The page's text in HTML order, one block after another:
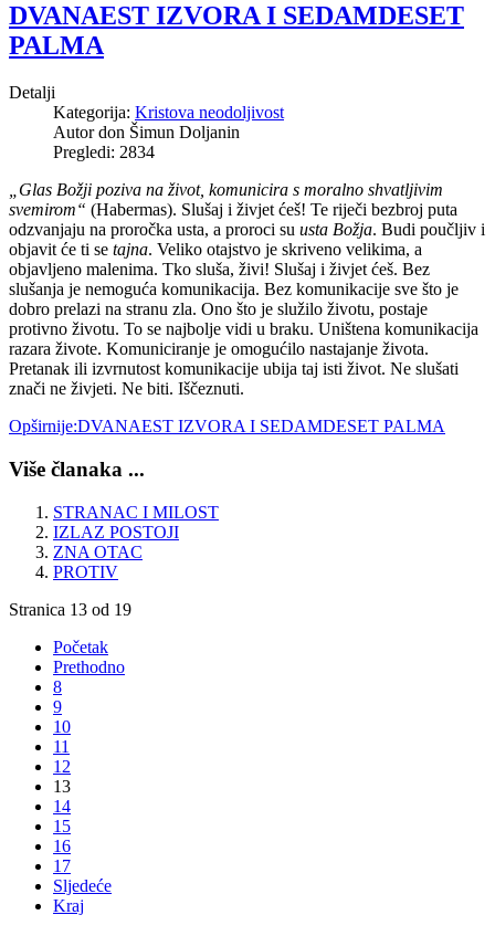
DVANAEST IZVORA I SEDAMDESET
PALMA
Detalji
Kategorija: Kristova neodoljivost
Autor don Šimun Doljanin
Pregledi: 2834
„Glas Božji poziva na život, komunicira s moralno shvatljivim
svemirom“ (Habermas). Slušaj i živjet ćeš! Te riječi bezbroj puta
odzvanjaju na proročka usta, a proroci su usta Božja. Budi poučljiv i
objavit će ti se tajna. Veliko otajstvo je skriveno velikima, a
objavljeno malenima. Tko sluša, živi! Slušaj i živjet ćeš. Bez
slušanja je nemoguća komunikacija. Bez komunikacije sve što je
dobro prelazi na stranu zla. Ono što je služilo životu, postaje
protivno životu. To se najbolje vidi u braku. Uništena komunikacija
razara živote. Komuniciranje je omogućilo nastajanje života.
Pretanak ili izvrnutost komunikacije ubija taj isti život. Ne slušati
znači ne živjeti. Ne biti. Iščeznuti.
Opširnije:DVANAEST IZVORA I SEDAMDESET PALMA
Više članaka ...
STRANAC I MILOST
IZLAZ POSTOJI
ZNA OTAC
PROTIV
Stranica 13 od 19
Početak
Prethodno
8
9
10
11
12
13
14
15
16
17
Sljedeće
Kraj